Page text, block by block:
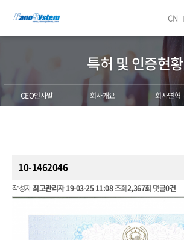
CN
특허 및 인증현황
CEO인사말 회사개요 회사연혁
10-1462046
작성자최고관리자19-03-25 11:08조회2,367회 댓글0건